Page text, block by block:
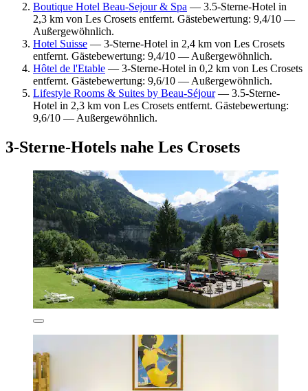
Boutique Hotel Beau-Sejour & Spa — 3.5-Sterne-Hotel in
2,3 km von Les Crosets entfernt. Gästebewertung: 9,4/10 —
Außergewöhnlich.
Hotel Suisse — 3-Sterne-Hotel in 2,4 km von Les Crosets
entfernt. Gästebewertung: 9,4/10 — Außergewöhnlich.
Hôtel de l'Etable — 3-Sterne-Hotel in 0,2 km von Les Crosets
entfernt. Gästebewertung: 9,6/10 — Außergewöhnlich.
Lifestyle Rooms & Suites by Beau-Séjour— 3.5-Sterne-
Hotel in 2,3 km von Les Crosets entfernt. Gästebewertung:
9,6/10 — Außergewöhnlich.
3-Sterne-Hotels nahe Les Crosets